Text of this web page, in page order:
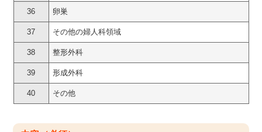
36 卵巣
37 その他の婦人科領域
38 整形外科
39 形成外科
40 その他